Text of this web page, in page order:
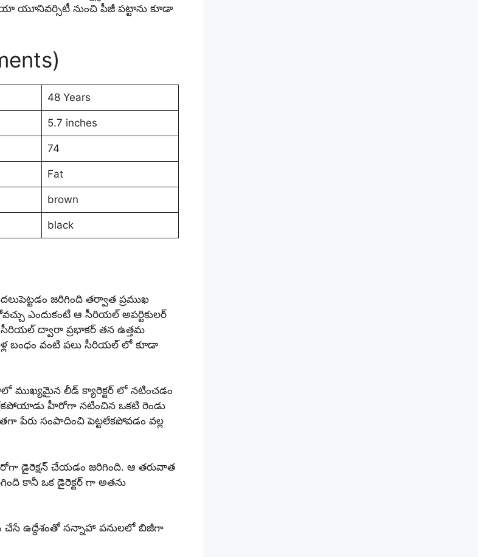
యూనివర్సిటీ నుంచి పీజీ పట్టాను కూడా
48 Years
5.7 inches
74
Fat
brown
black
జరిగింది తర్వాత ప్రముఖ
ఎందుకంటే ఆ సీరియల్ అపర్టికులర్
ద్వారా ప్రభాకర్ తన ఉత్తమ
బంధం వంటి పలు సీరియల్ లో కూడా
ముఖ్యమైన లీడ్ క్యారెక్టర్ లో నటించడం
హీరోగా నటించిన ఒకటి రెండు
పేరు సంపాదించి పెట్టలేకపోవడం వల్ల
డైరెక్షన్ చేయడం జరిగింది. ఆ తరువాత
కానీ ఒక డైరెక్టర్ గా అతను
చేసే ఉద్దేశంతో సన్నాహా పనులలో బిజీగా